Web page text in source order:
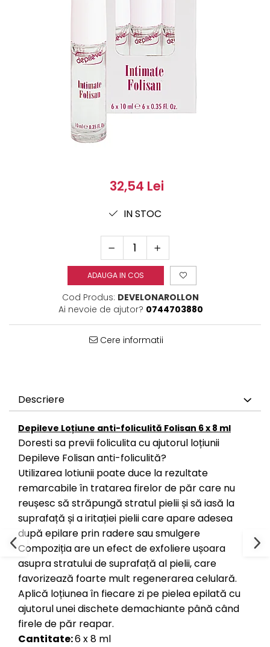
32,54 Lei
IN STOC
ADAUGA IN COS
Cod Produs: DEVELONAROLLON
Ai nevoie de ajutor? 0744703880
Cere informatii
Descriere
Depileve Loțiune anti-foliculită Folisan 6 x 8 ml
Doresti sa previi foliculita cu ajutorul loțiunii
Depileve Folisan anti-foliculită?
Utilizarea lotiunii poate duce la rezultate
remarcabile în tratarea firelor de păr care nu
reușesc să străpungă stratul pielii și să iasă la
suprafață și a iritației pielii care apare adesea
după epilare prin radere sau smulgere
Compoziția are un efect de exfoliere ușoara
asupra stratului de suprafață al pielii, care
favorizează foarte mult regenerarea celulară.
Aplică loțiunea în fiecare zi pe pielea epilată cu
ajutorul unei dischete demachiante până când
firele de păr reapar.
Cantitate:6 x 8 ml